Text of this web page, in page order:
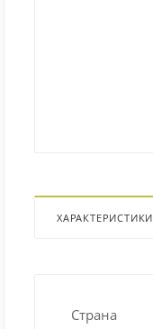
ХАРАКТЕРИСТИКИ
Страна